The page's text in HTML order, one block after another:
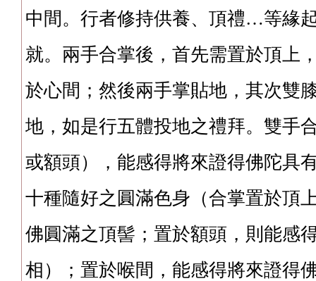
中間。行者修持供養、頂禮…等緣
就。 兩手合掌後，首先需置於頂上
於心間；然後兩手掌貼地，其次雙
地，如是行五體投地之禮拜。雙手
或額頭），能感得將來證得佛陀具
十種隨好之圓滿色身（合掌置於頂
佛圓滿之頂髻；置於額頭，則能感
相）；置於喉間，能感得將來證得